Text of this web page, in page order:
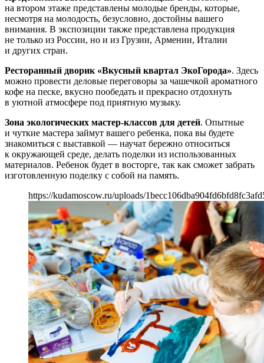
на втором этаже представлены молодые бренды, которые,
несмотря на молодость, безусловно, достойны вашего
внимания. В экспозиции также представлена продукция
не только из России, но и из Грузии, Армении, Италии
и других стран.
Ресторанный дворик «Вкусный квартал ЭкоГорода». Здесь
можно провести деловые переговоры за чашечкой ароматного
кофе на песке, вкусно пообедать и прекрасно отдохнуть
в уютной атмосфере под приятную музыку.
Зона экологических мастер-классов для детей. Опытные
и чуткие мастера займут вашего ребенка, пока вы будете
знакомиться с выставкой — научат бережно относиться
к окружающей среде, делать поделки из использованных
материалов. Ребенок будет в восторге, так как сможет забрать
изготовленную поделку с собой на память.
https://kudamoscow.ru/uploads/